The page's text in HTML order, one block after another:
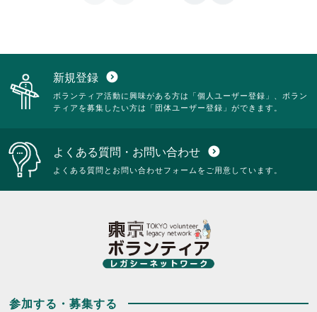
新規登録 expand_circle_down
ボランティア活動に興味がある方は「個人ユーザー登録」、ボラン
ティアを募集したい方は「団体ユーザー登録」ができます。
よくある質問・お問い合わせ expand_circle_down
よくある質問とお問い合わせフォームをご用意しています。
参加する・募集する